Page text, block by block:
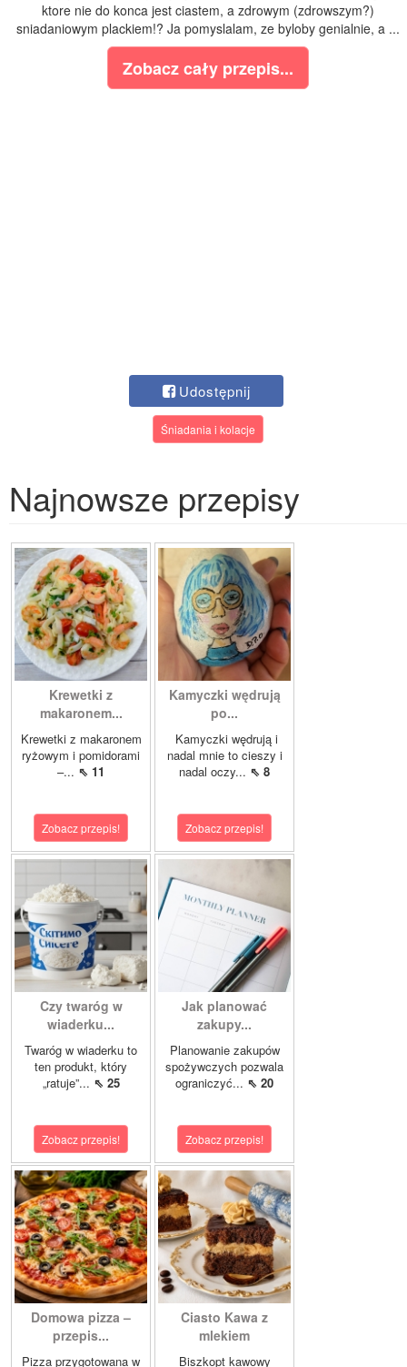
ktore nie do konca jest ciastem, a zdrowym (zdrowszym?)
sniadaniowym plackiem!? Ja pomyslalam, ze byloby genialnie, a ...
Zobacz cały przepis...
Udostępnij
Śniadania i kolacje
Najnowsze przepisy
Krewetki z
makaronem...
Krewetki z makaronem
ryżowym i pomidorami
–... ⇖ 11
Zobacz przepis!
Kamyczki wędrują
po...
Kamyczki wędrują i
nadal mnie to cieszy i
nadal oczy... ⇖ 8
Zobacz przepis!
Czy twaróg w
wiaderku...
Twaróg w wiaderku to
ten produkt, który
„ratuje”... ⇖ 25
Zobacz przepis!
Jak planować
zakupy...
Planowanie zakupów
spożywczych pozwala
ograniczyć... ⇖ 20
Zobacz przepis!
Domowa pizza –
przepis...
Pizza przygotowana w
Ciasto Kawa z
mlekiem
Biszkopt kawowy